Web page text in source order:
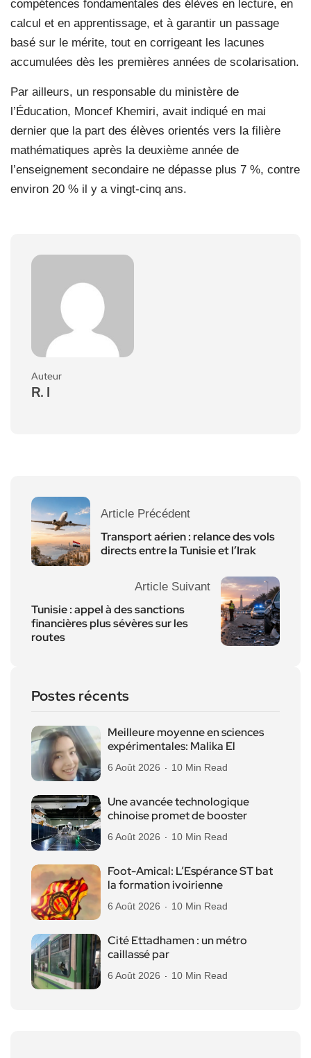
compétences fondamentales des élèves en lecture, en
calcul et en apprentissage, et à garantir un passage
basé sur le mérite, tout en corrigeant les lacunes
accumulées dès les premières années de scolarisation.
Par ailleurs, un responsable du ministère de
l’Éducation, Moncef Khemiri, avait indiqué en mai
dernier que la part des élèves orientés vers la filière
mathématiques après la deuxième année de
l’enseignement secondaire ne dépasse plus 7 %, contre
environ 20 % il y a vingt-cinq ans.
Auteur
R. I
Article Précédent
Transport aérien : relance des vols
directs entre la Tunisie et l’Irak
Article Suivant
Tunisie : appel à des sanctions
financières plus sévères sur les
routes
Postes récents
Meilleure moyenne en sciences
expérimentales: Malika El
6 Août 2026 10 Min Read
Une avancée technologique
chinoise promet de booster
6 Août 2026 10 Min Read
Foot-Amical: L’Espérance ST bat
la formation ivoirienne
6 Août 2026 10 Min Read
Cité Ettadhamen : un métro
caillassé par
6 Août 2026 10 Min Read